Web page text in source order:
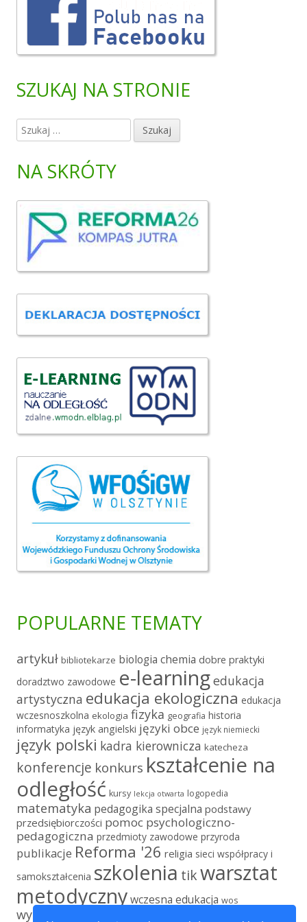
SZUKAJ NA STRONIE
z
kNA SKRÓTY
POPULARNE TEMATY
artykuł bibliotekarze biologia chemia dobre praktyki
doradztwo zawodowe e-learningedukacja
artystyczna edukacja ekologiczna edukacja
wczesnoszkolna ekologia fizyka geografia historia
informatyka język angielski języki obce język niemiecki
język polski kadra kierownicza katecheza
konferencje konkurs kształcenie na
odległość kursy lekcja otwarta logopedia
matematyka pedagogika specjalna podstawy
przedsiębiorczości pomoc psychologiczno-
pedagogiczna przedmioty zawodowe przyroda
publikacje Reforma '26 religia sieci współpracy i
samokształcenia szkolenia tikwarsztat
metodycznywczesna edukacja wos
wychowanie fizyczne